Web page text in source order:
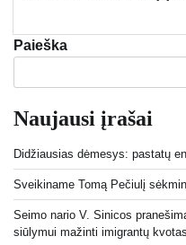
Paieška
Naujausi įrašai
Didžiausias dėmesys: pastatų
Sveikiname Tomą Pečiulį
Seimo nario V. Sinicos
siūlymui mažinti imigrantų kvotas